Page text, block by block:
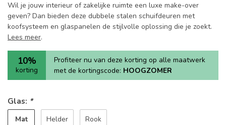
Wil je jouw interieur of zakelijke ruimte een luxe make-over
geven? Dan bieden deze dubbele stalen schuifdeuren met
koofsysteem en glaspanelen de stijlvolle oplossing die je zoekt.
Lees meer.
10%
korting
Profiteer nu van deze korting op alle maatwerk
met de kortingscode: HOOGZOMER
Glas: *
Mat Helder Rook